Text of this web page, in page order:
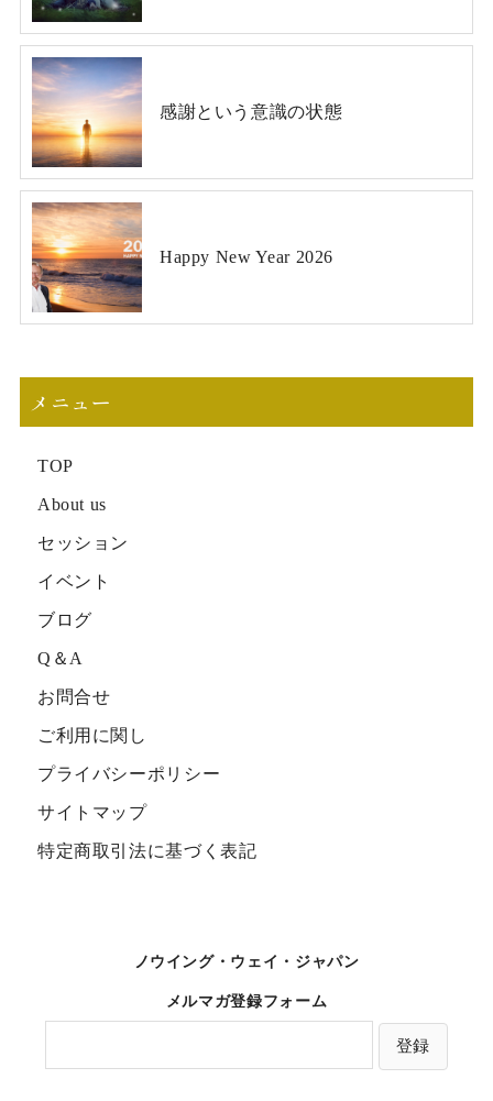
感謝という意識の状態
Happy New Year 2026
メニュー
TOP
About us
セッション
イベント
ブログ
Q＆A
お問合せ
ご利用に関し
プライバシーポリシー
サイトマップ
特定商取引法に基づく表記
ノウイング・ウェイ・ジャパン
メルマガ登録フォーム